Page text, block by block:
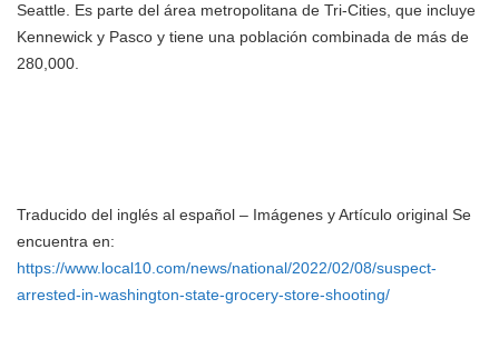
Seattle. Es parte del área metropolitana de Tri-Cities, que incluye
Kennewick y Pasco y tiene una población combinada de más de
280,000.
Traducido del inglés al español – Imágenes y Artículo original Se
encuentra en:
https://www.local10.com/news/national/2022/02/08/suspect-
arrested-in-washington-state-grocery-store-shooting/